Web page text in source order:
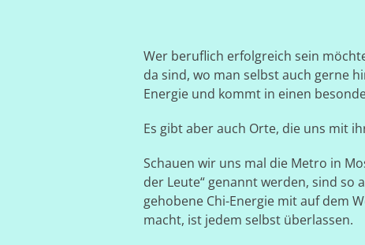
Wer beruflich erfolgreich sein
da sind, wo man selbst auch gerne
Energie und kommt in einen
Es gibt aber auch Orte, die uns mit
Schauen wir uns mal die Metro in
der Leute“ genannt werden, sind
gehobene Chi-Energie mit auf dem
macht, ist jedem selbst überlassen.